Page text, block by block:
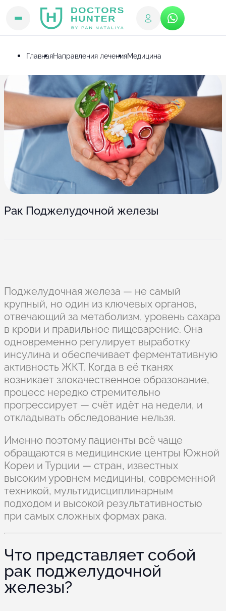
ГлавнаяНаправления леченияМедицина
Рак Поджелудочной железы
Поджелудочная железа — не самый
крупный, но один из ключевых органов,
отвечающий за метаболизм, уровень сахара
в крови и правильное пищеварение. Она
одновременно регулирует выработку
инсулина и обеспечивает ферментативную
активность ЖКТ. Когда в её тканях
возникает злокачественное образование,
процесс нередко стремительно
прогрессирует — счёт идёт на недели, и
откладывать обследование нельзя.
Именно поэтому пациенты всё чаще
обращаются в медицинские центры Южной
Кореи и Турции — стран, известных
высоким уровнем медицины, современной
техникой, мультидисциплинарным
подходом и высокой результативностью
при самых сложных формах рака.
Что представляет собой
рак поджелудочной
железы?